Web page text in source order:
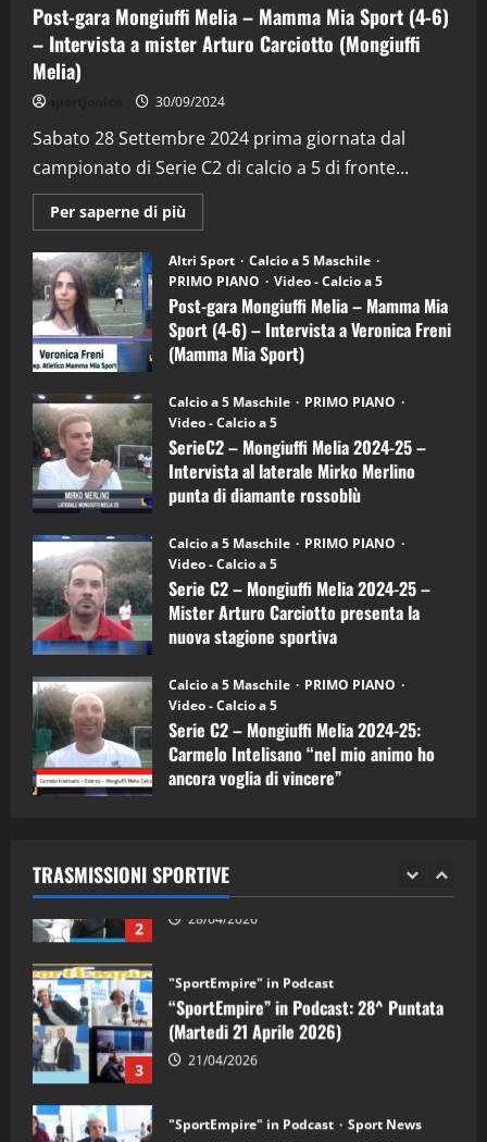
Post-gara Mongiuffi Melia – Mamma Mia Sport (4-6)
– Intervista a mister Arturo Carciotto (Mongiuffi
Melia)
30/09/2024
Sabato 28 Settembre 2024 prima giornata dal
campionato di Serie C2 di calcio a 5 di fronte...
Per saperne di più
informazioni
Post-
gara
Mongiuffi
Melia
–
Mamma
Mia
Sport
6)
–
Intervista
a
mister
Arturo
Carciotto
(Mongiuffi
Altri Sport
Calcio a 5 Maschile
PRIMO PIANO
Video - Calcio a 5
Post-gara Mongiuffi Melia – Mamma Mia
Sport (4-6) – Intervista a Veronica Freni
(Mamma Mia Sport)
Calcio a 5 Maschile
PRIMO PIANO
Video - Calcio a 5
SerieC2 – Mongiuffi Melia 2024-25 –
Intervista al laterale Mirko Merlino
punta di diamante rossoblù
Calcio a 5 Maschile
PRIMO PIANO
Video - Calcio a 5
Serie C2 – Mongiuffi Melia 2024-25 –
Mister Arturo Carciotto presenta la
nuova stagione sportiva
Calcio a 5 Maschile
PRIMO PIANO
Video - Calcio a 5
Serie C2 – Mongiuffi Melia 2024-25:
Carmelo Intelisano “nel mio animo ho
ancora voglia di vincere”
TRASMISSIONI SPORTIVE
2
“SportEmpire” in Podcast: 29^ Puntata
(Martedi 28 Aprile 2026)
28/04/2026
3
"SportEmpire" in Podcast
“SportEmpire” in Podcast: 28^ Puntata
(Martedi 21 Aprile 2026)
21/04/2026
4
“SportEmpire” in Podcast: 27^ Puntata
(Martedi 14 Aprile 2026)
15/04/2026
5
“SportEmpire” in Podcast: 26^ Puntata
(Martedi 07 Aprile 2026)
08/04/2026
1
“SportEmpire” in Podcast: 30^ Puntata
(Martedi 05 Maggio 2026)
08/05/2026
2 28/04/2026
3
(Martedi 21 Aprile 2026)
21/04/2026
(Martedi 14 Aprile 2026)